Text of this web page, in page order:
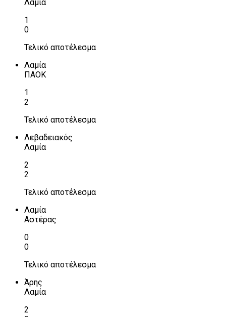
Λαμία
1
0
Τελικό αποτέλεσμα
Λαμία
ΠΑΟΚ
1
2
Τελικό αποτέλεσμα
Λεβαδειακός
Λαμία
2
2
Τελικό αποτέλεσμα
Λαμία
Αστέρας
0
0
Τελικό αποτέλεσμα
Άρης
Λαμία
2